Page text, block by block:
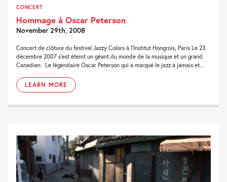
CONCERT
Hommage à Oscar Peterson
November 29th, 2008
Concert de clôture du festival Jazzy Colors à l’Institut Hongrois, Paris Le 23
décembre 2007 s’est éteint un géant du monde de la musique et un grand
Canadien. Le légendaire Oscar Peterson qui a marqué le jazz à jamais et...
LEARN MORE